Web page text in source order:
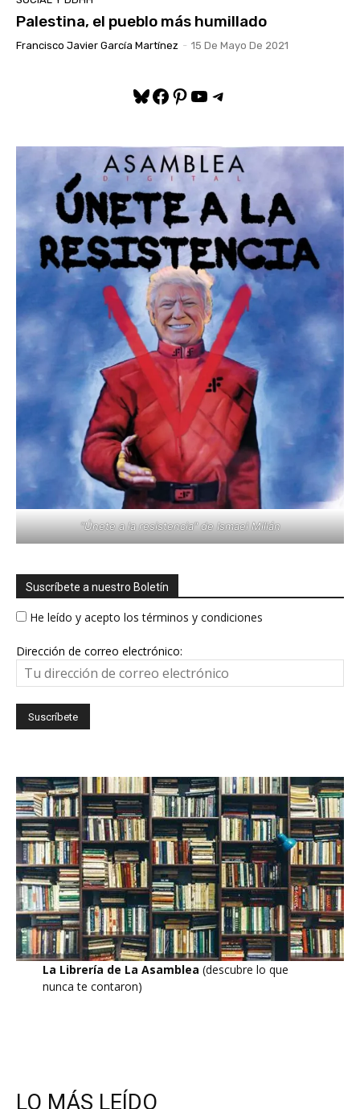
Palestina, el pueblo más humillado
Francisco Javier García Martínez - 15 De Mayo De 2021
Bluesky
Facebook
Pinterest
YouTube
Telegram
"Únete a la resistencia" de Ismael Millán
Suscríbete a nuestro Boletín
He leído y acepto los términos y condiciones
Dirección de correo electrónico:
La Librería de La Asamblea (descubre lo que
nunca te contaron)
LO MÁS LEÍDO